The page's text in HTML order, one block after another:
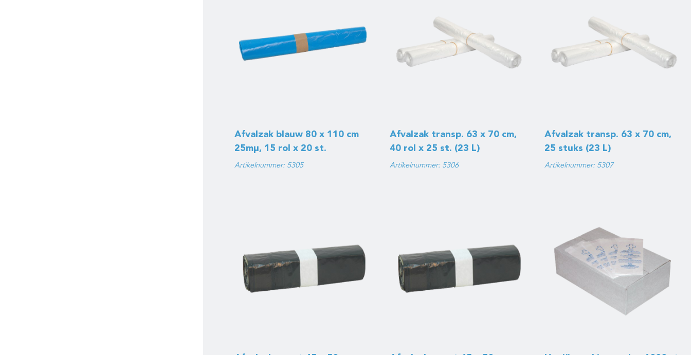
Afvalzak blauw 80 x 110 cm
25mμ, 15 rol x 20 st.
Artikelnummer: 5305
Afvalzak transp. 63 x 70 cm,
40 rol x 25 st. (23 L)
Artikelnummer: 5306
Afvalzak transp. 63 x 70 cm,
25 stuks (23 L)
Artikelnummer: 5307